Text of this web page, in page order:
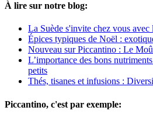
À lire sur notre blog:
La Suède s'invite chez vous
Épices typiques de Noël :
Nouveau sur Piccantino : Le
L’importance des bons
petits
Thés, tisanes et infusions :
Piccantino, c'est par exemple: